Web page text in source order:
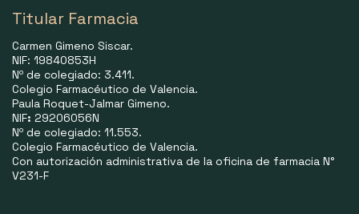
Titular Farmacia
Carmen Gimeno Siscar.
NIF: 19840853H
Nº de colegiado: 3.411.
Colegio Farmacéutico de Valencia.
Paula Roquet-Jalmar Gimeno.
NIF: 29206056N
Nº de colegiado: 11.553.
Colegio Farmacéutico de Valencia.
Con autorización administrativa de la oficina de farmacia N°
V231-F